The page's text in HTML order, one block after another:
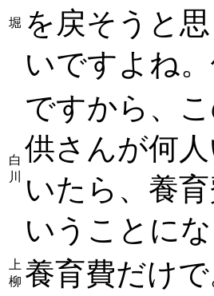
堀 を戻そうと
いですよね
白
川
ですから、
供さんが何
いたら、養
いうことに
上
柳 養育費だけで